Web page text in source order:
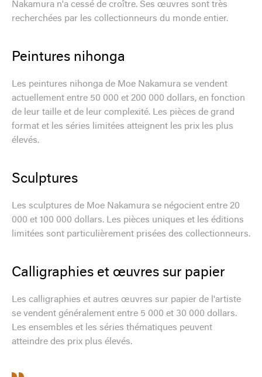
Nakamura n'a cessé de croître. Ses œuvres sont très
recherchées par les collectionneurs du monde entier.
Peintures nihonga
Les peintures nihonga de Moe Nakamura se vendent
actuellement entre 50 000 et 200 000 dollars, en fonction
de leur taille et de leur complexité. Les pièces de grand
format et les séries limitées atteignent les prix les plus
élevés.
Sculptures
Les sculptures de Moe Nakamura se négocient entre 20
000 et 100 000 dollars. Les pièces uniques et les éditions
limitées sont particulièrement prisées des collectionneurs.
Calligraphies et œuvres sur papier
Les calligraphies et autres œuvres sur papier de l'artiste
se vendent généralement entre 5 000 et 30 000 dollars.
Les ensembles et les séries thématiques peuvent
atteindre des prix plus élevés.